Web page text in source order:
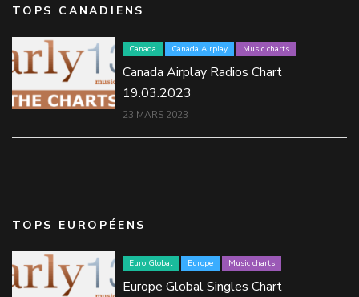
TOPS CANADIENS
Canada Canada Airplay Music charts
Canada Airplay Radios Chart
19.03.2023
23 MARS 2023
TOPS EUROPÉENS
Euro Global Europe Music charts
Europe Global Singles Chart